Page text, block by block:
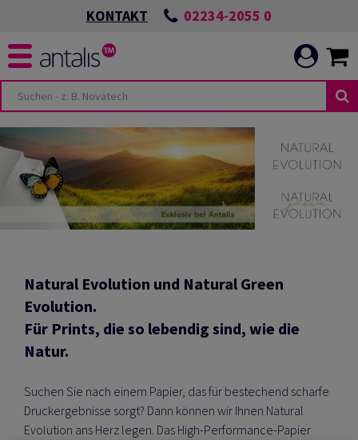
KONTAKT 02234-2055 0
Natural Evolution und Natural Green
Evolution.
Für Prints, die so lebendig sind, wie die
Natur.
Suchen Sie nach einem Papier, das für bestechend scharfe
Druckergebnisse sorgt? Dann können wir Ihnen Natural
Evolution ans Herz legen. Das High-Performance-Papier